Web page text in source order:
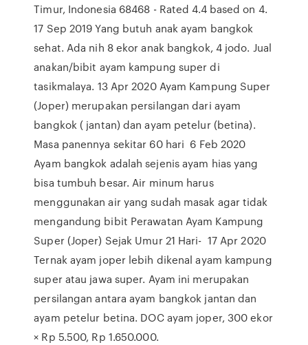
Timur, Indonesia 68468 - Rated 4.4 based on 4.
17 Sep 2019 Yang butuh anak ayam bangkok
sehat. Ada nih 8 ekor anak bangkok, 4 jodo. Jual
anakan/bibit ayam kampung super di
tasikmalaya. 13 Apr 2020 Ayam Kampung Super
(Joper) merupakan persilangan dari ayam
bangkok ( jantan) dan ayam petelur (betina).
Masa panennya sekitar 60 hari 6 Feb 2020
Ayam bangkok adalah sejenis ayam hias yang
bisa tumbuh besar. Air minum harus
menggunakan air yang sudah masak agar tidak
mengandung bibit Perawatan Ayam Kampung
Super (Joper) Sejak Umur 21 Hari- 17 Apr 2020
Ternak ayam joper lebih dikenal ayam kampung
super atau jawa super. Ayam ini merupakan
persilangan antara ayam bangkok jantan dan
ayam petelur betina. DOC ayam joper, 300 ekor
× Rp 5.500, Rp 1.650.000.